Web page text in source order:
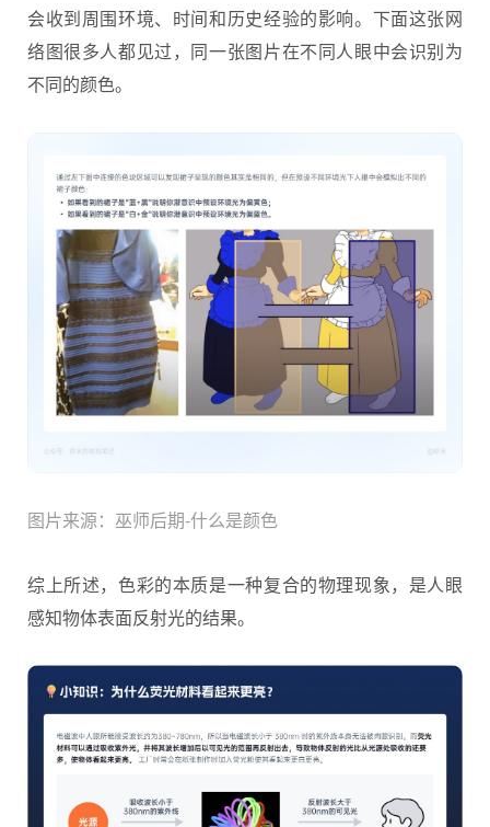
会收到周围环境、时间和历史经验的影响。下面这张网
络图很多人都见过，同一张图片在不同人眼中会识别为
不同的颜色。
图片来源：巫师后期-什么是颜色
综上所述，色彩的本质是一种复合的物理现象，是人眼
感知物体表面反射光的结果。